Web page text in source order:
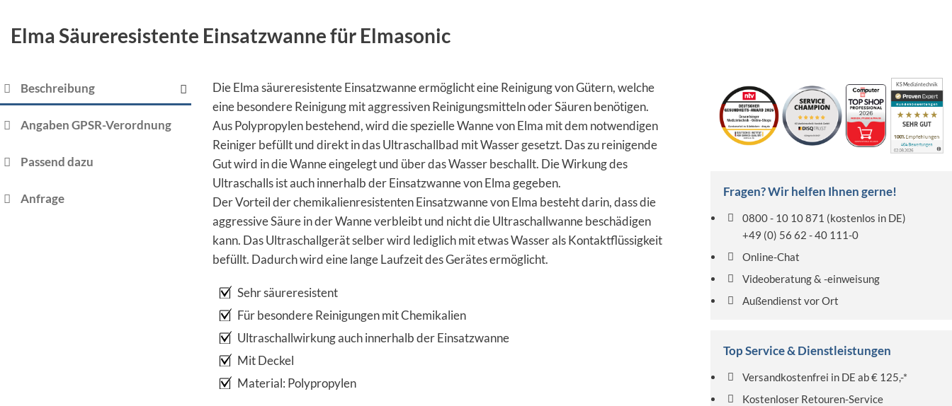
Elma Säureresistente Einsatzwanne für Elmasonic
Beschreibung
Angaben GPSR-Verordnung
Passend dazu
Anfrage
Die Elma säureresistente Einsatzwanne ermöglicht eine Reinigung von Gütern, welche
eine besondere Reinigung mit aggressiven Reinigungsmitteln oder Säuren benötigen.
Aus Polypropylen bestehend, wird die spezielle Wanne von Elma mit dem notwendigen
Reiniger befüllt und direkt in das Ultraschallbad mit Wasser gesetzt. Das zu reinigende
Gut wird in die Wanne eingelegt und über das Wasser beschallt. Die Wirkung des
Ultraschalls ist auch innerhalb der Einsatzwanne von Elma gegeben.
Der Vorteil der chemikalienresistenten Einsatzwanne von Elma besteht darin, dass die
aggressive Säure in der Wanne verbleibt und nicht die Ultraschallwanne beschädigen
kann. Das Ultraschallgerät selber wird lediglich mit etwas Wasser als Kontaktflüssigkeit
befüllt. Dadurch wird eine lange Laufzeit des Gerätes ermöglicht.
Sehr säureresistent
Für besondere Reinigungen mit Chemikalien
Ultraschallwirkung auch innerhalb der Einsatzwanne
Mit Deckel
Material: Polypropylen
KS Medizintechnik
Fragen? Wir helfen Ihnen gerne!
0800 - 10 10 871 (kostenlos in DE)
+49 (0) 56 62 - 40 111-0
Online-Chat
Videoberatung & -einweisung
Außendienst vor Ort
Top Service & Dienstleistungen
Versandkostenfrei in DE ab € 125,-*
Kostenloser Retouren-Service